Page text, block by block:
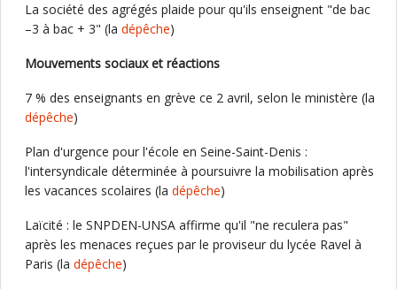
La société des agrégés plaide pour qu'ils enseignent "de bac
–3 à bac + 3" (la dépêche)
Mouvements sociaux et réactions
7 % des enseignants en grève ce 2 avril, selon le ministère (la
dépêche)
Plan d'urgence pour l'école en Seine-Saint-Denis :
l'intersyndicale déterminée à poursuivre la mobilisation après
les vacances scolaires (la dépêche)
Laïcité : le SNPDEN-UNSA affirme qu'il "ne reculera pas"
après les menaces reçues par le proviseur du lycée Ravel à
Paris (la dépêche)